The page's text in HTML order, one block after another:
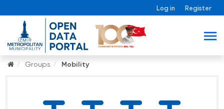
Log in Register
Groups Mobility